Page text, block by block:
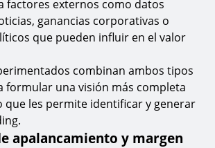
factores externos como datos
ganancias corporativas o
que pueden influir en el valor
combinan ambos tipos
formular una visión más completa
que les permite identificar y generar
apalancamiento y margen